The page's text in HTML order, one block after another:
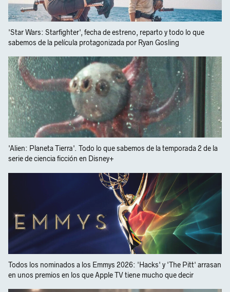
'Star Wars: Starfighter', fecha de estreno, reparto y todo lo que
sabemos de la película protagonizada por Ryan Gosling
'Alien: Planeta Tierra'. Todo lo que sabemos de la temporada 2 de la
serie de ciencia ficción en Disney+
Todos los nominados a los Emmys 2026: 'Hacks' y 'The Pitt' arrasan
en unos premios en los que Apple TV tiene mucho que decir